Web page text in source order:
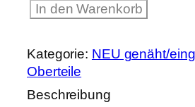
o
i
e
e
In den Warenkorb
Kategorie: NEU genäht/
Oberteile
Beschreibung